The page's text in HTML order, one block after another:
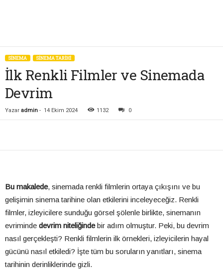
SİNEMA SINEMA TARIHI
İlk Renkli Filmler ve Sinemada
Devrim
Yazar admin - 14 Ekim 2024 1132 0
Bu makalede, sinemada renkli filmlerin ortaya çıkışını ve bu
gelişimin sinema tarihine olan etkilerini inceleyeceğiz. Renkli
filmler, izleyicilere sunduğu görsel şölenle birlikte, sinemanın
evriminde devrim niteliğindebir adım olmuştur. Peki, bu devrim
nasıl gerçekleşti? Renkli filmlerin ilk örnekleri, izleyicilerin hayal
gücünü nasıl etkiledi? İşte tüm bu soruların yanıtları, sinema
tarihinin derinliklerinde gizli.